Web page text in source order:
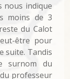
nous indique
moins de 3
du Calot
être pour
suite. Tandis
surnom du
professeur